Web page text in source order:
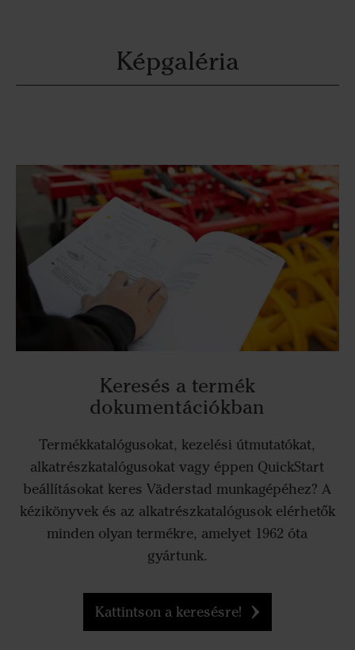
Képgaléria
Keresés a termék
dokumentációkban
Termékkatalógusokat, kezelési útmutatókat,
alkatrészkatalógusokat vagy éppen QuickStart
beállításokat keres Väderstad munkagépéhez? A
kézikönyvek és az alkatrészkatalógusok elérhetők
minden olyan termékre, amelyet 1962 óta
gyártunk.
Kattintson a keresésre!